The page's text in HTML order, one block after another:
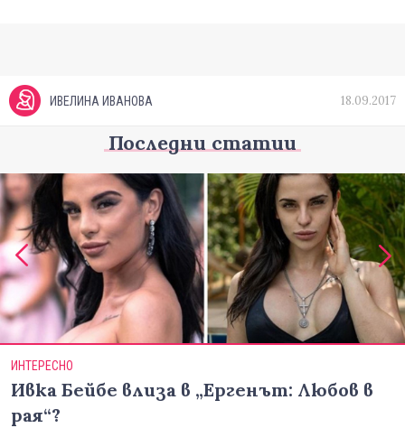
ИВЕЛИНА ИВАНОВА 18.09.2017
Последни статии
ИНТЕРЕСНО
Ивка Бейбе влиза в „Ергенът: Любов в
рая“?